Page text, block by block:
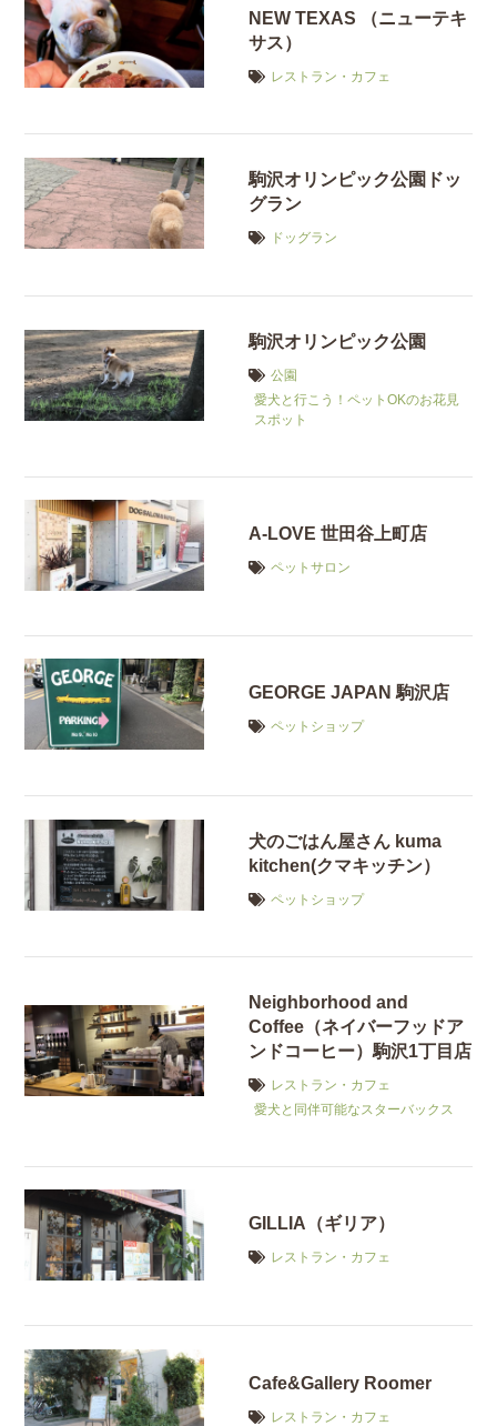
NEW TEXAS （ニューテキ
サス）
レストラン・カフェ
駒沢オリンピック公園ドッ
グラン
ドッグラン
駒沢オリンピック公園
公園
愛犬と行こう！ペットOKのお花見
スポット
A-LOVE 世田谷上町店
ペットサロン
GEORGE JAPAN 駒沢店
ペットショップ
犬のごはん屋さん kuma
kitchen(クマキッチン）
ペットショップ
Neighborhood and
Coffee（ネイバーフッドア
ンドコーヒー）駒沢1丁目店
レストラン・カフェ
愛犬と同伴可能なスターバックス
GILLIA（ギリア）
レストラン・カフェ
Cafe&Gallery Roomer
レストラン・カフェ